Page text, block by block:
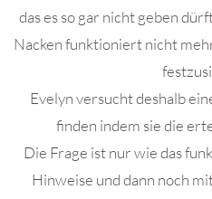
das es so gar nicht geben
Nacken funktioniert nicht
Evelyn versucht deshalb
finden indem sie die
Die Frage ist nur wie das
Hinweise und dann noch